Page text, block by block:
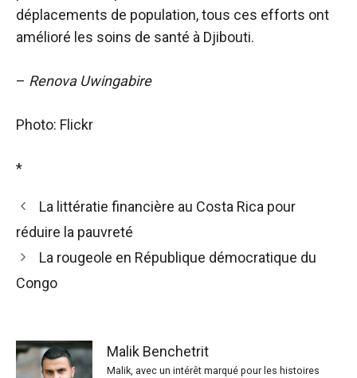
déplacements de population, tous ces efforts ont
amélioré les soins de santé à Djibouti.
– Renova Uwingabire
Photo: Flickr
*
La littératie financière au Costa Rica pour
réduire la pauvreté
La rougeole en République démocratique du
Congo
Malik Benchetrit
Malik, avec un intérêt marqué pour les histoires